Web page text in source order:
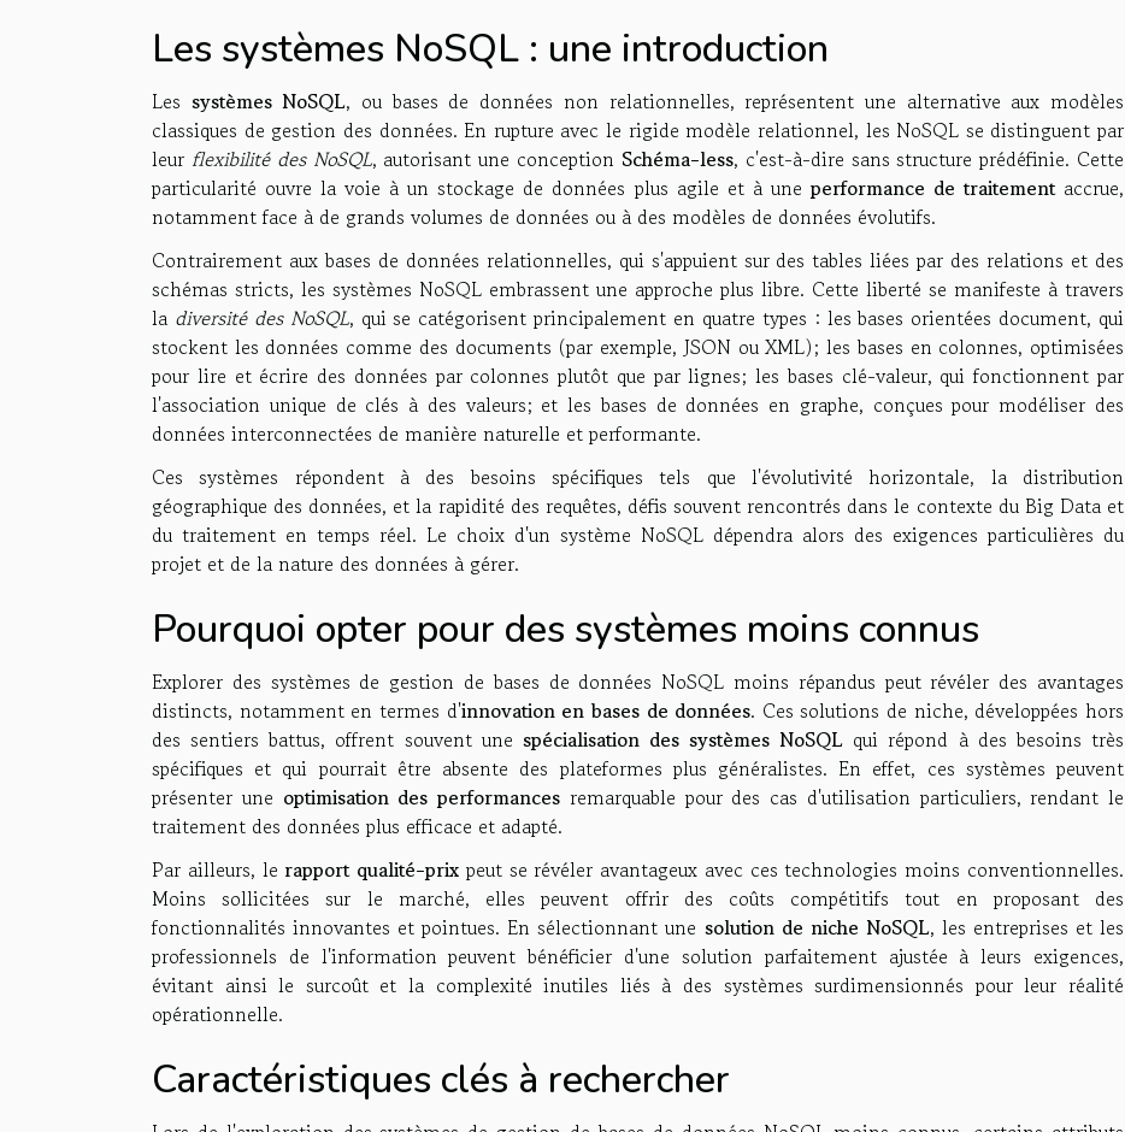
Les systèmes NoSQL : une introduction
Les systèmes NoSQL, ou bases de données non relationnelles, représentent une alternative aux modèles
classiques de gestion des données. En rupture avec le rigide modèle relationnel, les NoSQL se distinguent par
leur flexibilité des NoSQL, autorisant une conception Schéma-less, c'est-à-dire sans structure prédéfinie. Cette
particularité ouvre la voie à un stockage de données plus agile et à une performance de traitementaccrue,
notamment face à de grands volumes de données ou à des modèles de données évolutifs.
Contrairement aux bases de données relationnelles, qui s'appuient sur des tables liées par des relations et des
schémas stricts, les systèmes NoSQL embrassent une approche plus libre. Cette liberté se manifeste à travers
la diversité des NoSQL, qui se catégorisent principalement en quatre types : les bases orientées document, qui
stockent les données comme des documents (par exemple, JSON ou XML); les bases en colonnes, optimisées
pour lire et écrire des données par colonnes plutôt que par lignes; les bases clé-valeur, qui fonctionnent par
l'association unique de clés à des valeurs; et les bases de données en graphe, conçues pour modéliser des
données interconnectées de manière naturelle et performante.
Ces systèmes répondent à des besoins spécifiques tels que l'évolutivité horizontale, la distribution
géographique des données, et la rapidité des requêtes, défis souvent rencontrés dans le contexte du Big Data et
du traitement en temps réel. Le choix d'un système NoSQL dépendra alors des exigences particulières du
projet et de la nature des données à gérer.
Pourquoi opter pour des systèmes moins connus
Explorer des systèmes de gestion de bases de données NoSQL moins répandus peut révéler des avantages
distincts, notamment en termes d'innovation en bases de données. Ces solutions de niche, développées hors
des sentiers battus, offrent souvent une spécialisation des systèmes NoSQL qui répond à des besoins très
spécifiques et qui pourrait être absente des plateformes plus généralistes. En effet, ces systèmes peuvent
présenter une optimisation des performances remarquable pour des cas d'utilisation particuliers, rendant le
traitement des données plus efficace et adapté.
Par ailleurs, le rapport qualité-prix peut se révéler avantageux avec ces technologies moins conventionnelles.
Moins sollicitées sur le marché, elles peuvent offrir des coûts compétitifs tout en proposant des
fonctionnalités innovantes et pointues. En sélectionnant une solution de niche NoSQL, les entreprises et les
professionnels de l'information peuvent bénéficier d'une solution parfaitement ajustée à leurs exigences,
évitant ainsi le surcoût et la complexité inutiles liés à des systèmes surdimensionnés pour leur réalité
opérationnelle.
Caractéristiques clés à rechercher